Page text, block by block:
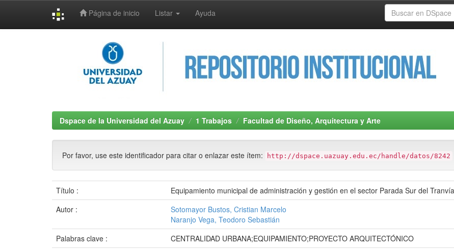
Página de inicio Listar Ayuda
Dspace de la Universidad del Azuay 1 Trabajos Facultad de Diseño, Arquitectura y Arte
Por favor, use este identificador para citar o enlazar este ítem: http://dspace.uazuay.edu.ec/handle/datos/8242
Título :
Equipamiento municipal de administración y gestión en el sector Parada Sur del
Autor :
Sotomayor Bustos, Cristian Marcelo
Naranjo Vega, Teodoro Sebastián
Palabras clave :
CENTRALIDAD URBANA;EQUIPAMIENTO;PROYECTO ARQUITECTÓNICO